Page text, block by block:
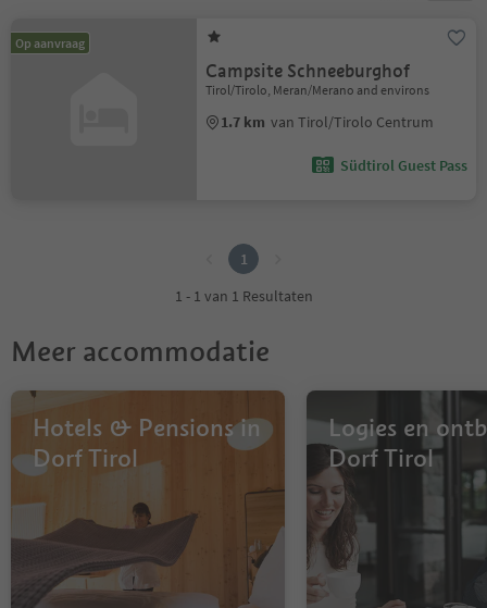
Op aanvraag
Campsite Schneeburghof
Tirol/Tirolo, Meran/Merano and environs
1.7 km van Tirol/Tirolo Centrum
Südtirol Guest Pass
1
1 - 1 van 1 Resultaten
Meer accommodatie
Hotels & Pensions in
Dorf Tirol
Logies en
Dorf Tirol